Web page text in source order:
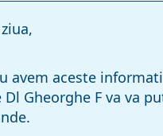
avem aceste
Dl Gheorghe F va va